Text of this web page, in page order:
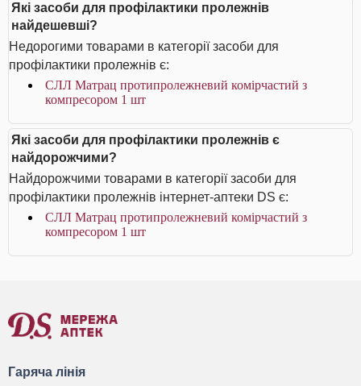
Які засоби для профілактики пролежнів
найдешевші?
Недорогими товарами в категорії засоби для
профілактики пролежнів є:
СЛЛ Матрац протипролежневий комірчастий з
компресором 1 шт
Які засоби для профілактики пролежнів є
найдорожчими?
Найдорожчими товарами в категорії засоби для
профілактики пролежнів інтернет-аптеки DS є:
СЛЛ Матрац протипролежневий комірчастий з
компресором 1 шт
Гаряча лінія